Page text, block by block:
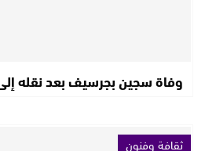
وفاة سجين بجرسيف بعد نقله
ثقافة وفنون